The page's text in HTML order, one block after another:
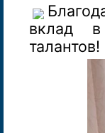
вклад в
талантов!